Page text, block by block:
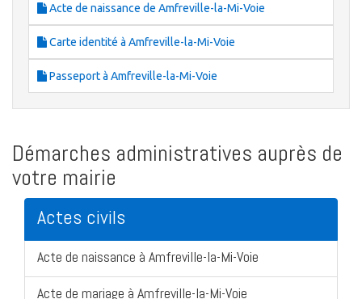
Acte de naissance de Amfreville-la-Mi-Voie
Carte identité à Amfreville-la-Mi-Voie
Passeport à Amfreville-la-Mi-Voie
Démarches administratives auprès de
votre mairie
Actes civils
Acte de naissance à Amfreville-la-Mi-Voie
Acte de mariage à Amfreville-la-Mi-Voie